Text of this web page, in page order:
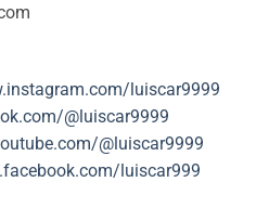
luiscar9999
@luiscar9999
@luiscar9999
luiscar999